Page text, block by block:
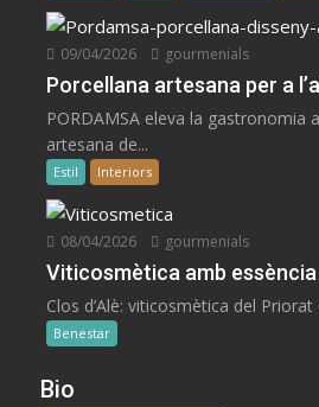
09/04/2026 gourmenials
Porcellana artesana per a
PORDAMSA eleva la gastronomia
artesana de...
Estil Interiors
08/04/2026 gourmenials
Viticosmètica amb
Clos d’Alè: viticosmètica del
Benestar
Bio